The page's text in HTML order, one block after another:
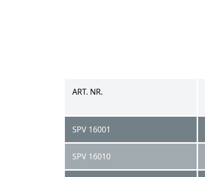
ART. NR.
SPV 16001
SPV 16010